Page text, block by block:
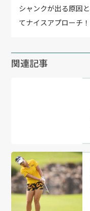
シャンクが出る原因
てナイスアプローチ！
関連記事